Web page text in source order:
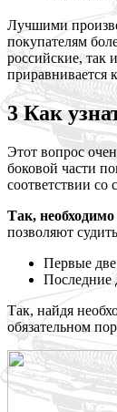
Лучшими
покупателям
российские, так
приравнивается
3 Как
Этот вопрос
боковой части
соответствии
Так,
позволяют
Первые
Последние
Так, найдя
обязательном